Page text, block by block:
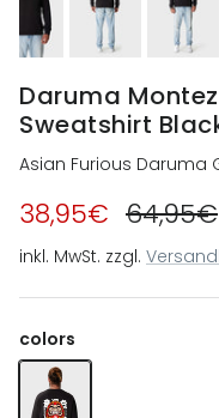
Daruma
Sweatshirt
Asian Furious Daruma
38,95€ 64,95€
inkl. MwSt. zzgl.
colors